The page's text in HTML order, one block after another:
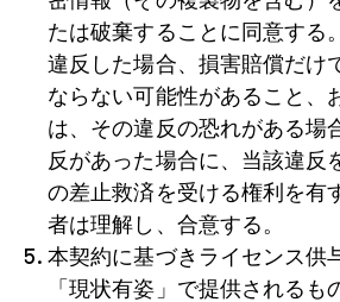
たは破棄することに同意する
違反した場合、損害賠償だけ
ならない可能性があること、
は、その違反の恐れがある場
反があった場合に、当該違反
の差止救済を受ける権利を有
者は理解し、合意する。
本契約に基づきライセンス供
「現状有姿」で提供されるも